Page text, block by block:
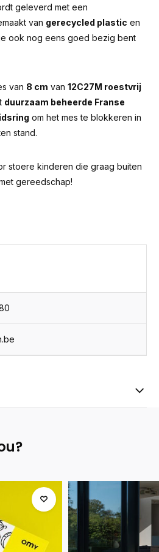
geleverd met een
van gerecycled plastic en
je ook nog eens goed bezig bent
van 8 cm van 12C27M roestvrij
duurzaam beheerde Franse
om het mes te blokkeren in
stand.
stoere kinderen die graag buiten
gereedschap!